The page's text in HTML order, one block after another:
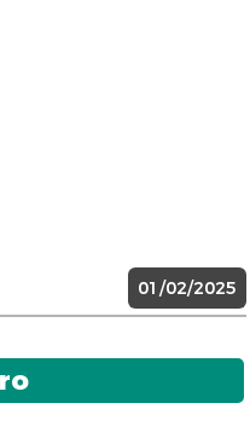
01/02/2025